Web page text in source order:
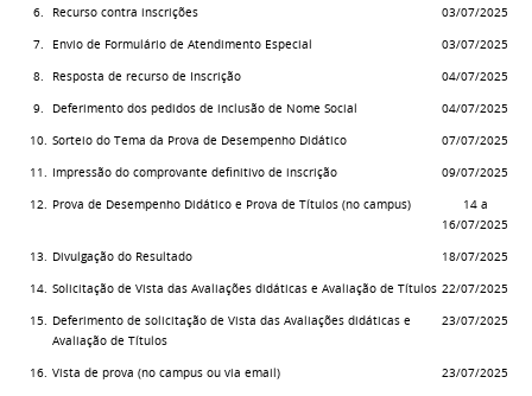
6. Recurso contra inscrições 03/07/2025
7. Envio de Formulário de Atendimento Especial 03/07/2025
8. Resposta de recurso de Inscrição 04/07/2025
9. Deferimento dos pedidos de inclusão de Nome Social 04/07/2025
10. Sorteio do Tema da Prova de Desempenho Didático 07/07/2025
11. Impressão do comprovante definitivo de inscrição 09/07/2025
12. Prova de Desempenho Didático e Prova de Títulos (no campus)
14 a
16/07/2025
13. Divulgação do Resultado 18/07/2025
14. Solicitação de Vista das Avaliações didáticas e Avaliação de Títulos 22/07/2025
15. Deferimento de solicitação de Vista das Avaliações didáticas e
Avaliação de Títulos
23/07/2025
16. Vista de prova (no campus ou via email) 23/07/2025